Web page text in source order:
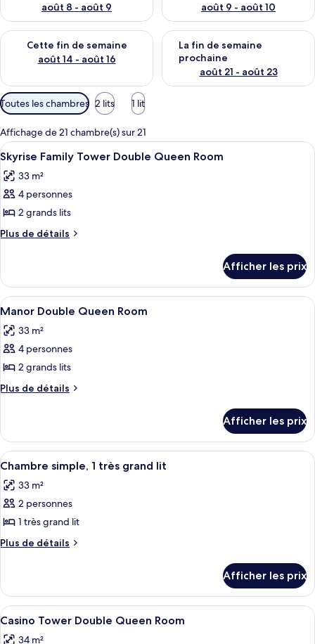
août 8 - août 9
août 9 - août 10
Cette fin de semaine
août 14 - août 16
Vérifier la disponibilité pour cette fin de semaine août 14 -
La fin de semaine
prochaine
août 21 - août 23
Vérifier la disponibilité pour
Filtres
disponibles
pour
les
chambres
Toutes les chambres 2 lits 1 lit
Affichage de 21 chambre(s) sur 21
Afficher
toutes
les
photos
pour
ce
chambre :
Skyrise
Family
Tower
Double
Queen
Room
Une chambre d’hôtel avec deux lits,
4
Skyrise Family Tower Double Queen Room
33 m²
4 personnes
2 grands lits
Plus de détails
Plus
Skyrise
Family
Tower
Queen
Room
Afficher les prix
Afficher
toutes
les
photos
pour
ce
chambre :
Manor
Double
Queen
Room
Une chambre d’hôtel avec deux
4
Manor Double Queen Room
33 m²
4 personnes
2 grands lits
Plus de détails
Plus
Manor
Double
Queen
Afficher les prix
Afficher
toutes
les
photos
pour
ce
chambre :
Chambre
simple,
1
Une chambre d’hôtel avec un grand
3
Chambre simple, 1 très grand lit
33 m²
2 personnes
1 très grand lit
Plus de détails
Plus
Chambre
simple,
1
Afficher les prix
Afficher
toutes
Une chambre d’hôtel avec deux
4
Casino Tower Double Queen Room
34 m²